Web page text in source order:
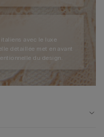
avec le luxe
détaillée met en avant
du design.